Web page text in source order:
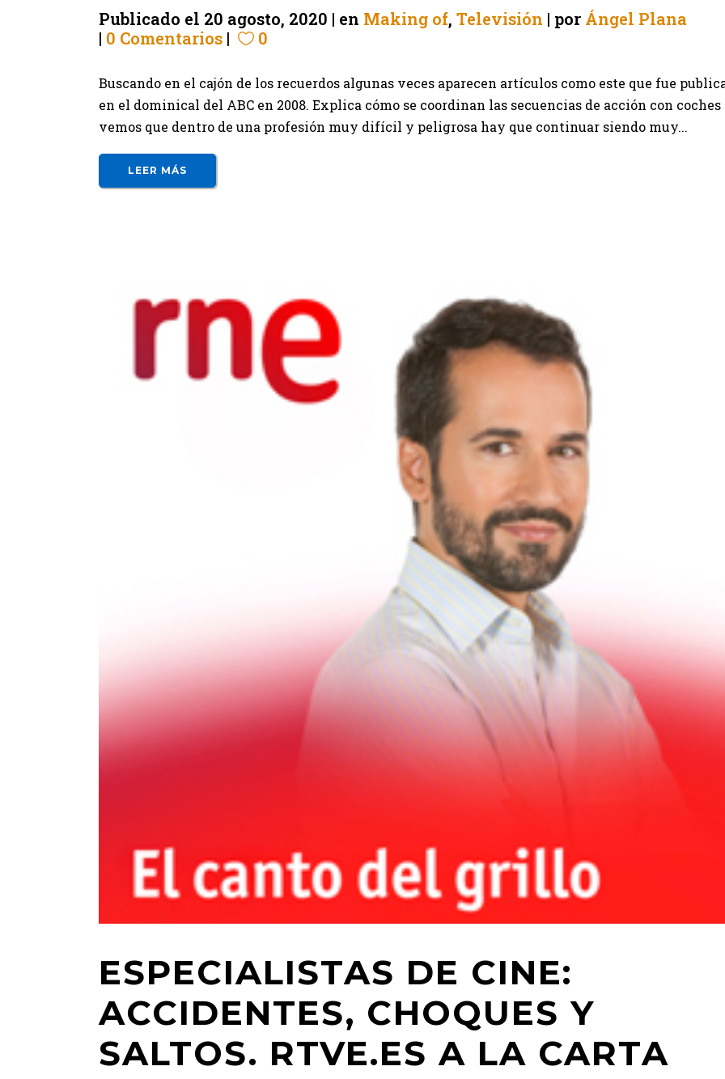
Publicado el 20 agosto, 2020 en Making of, Televisión por Ángel Plana
0 Comentarios
0
Buscando en el cajón de los recuerdos algunas veces aparecen artículos como este que fue
en el dominical del ABC en 2008. Explica cómo se coordinan las secuencias de acción con coches
vemos que dentro de una profesión muy difícil y peligrosa hay que continuar siendo muy...
LEER MÁS
ESPECIALISTAS DE CINE:
ACCIDENTES, CHOQUES Y
SALTOS. RTVE.ES A LA CARTA